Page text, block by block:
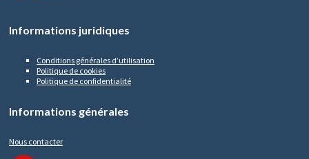
Informations juridiques
Conditions générales d’utilisation
Politique de cookies
Politique de confidentialité
Informations générales
Nous contacter